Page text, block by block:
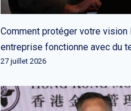
Comment protéger votre vision
entreprise fonctionne avec du
27 juillet 2026